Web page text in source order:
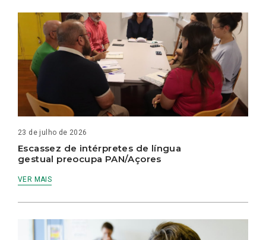
23 de julho de 2026
Escassez de intérpretes de língua
gestual preocupa PAN/Açores
VER MAIS